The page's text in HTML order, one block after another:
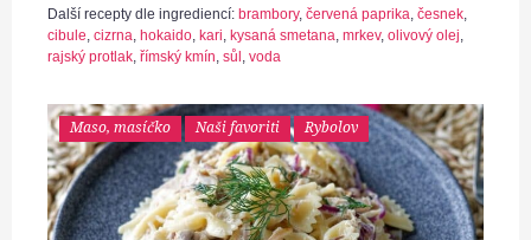
Další recepty dle ingrediencí: brambory, červená paprika česnek
cibule cizrna hokaido kari kysaná smetana mrkev, olivový olej
rajský protlak římský kmín sůl voda
Maso, masíčko Naši favoriti Rybolov